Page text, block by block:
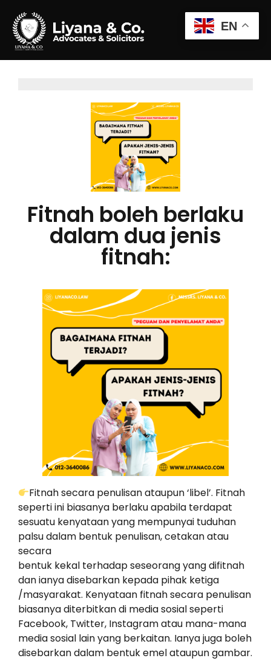
Fitnah boleh berlaku
dalam dua jenis
fitnah:
Fitnah secara penulisan ataupun ‘libel’. Fitnah
seperti ini biasanya berlaku apabila terdapat
sesuatu kenyataan yang mempunyai tuduhan
palsu dalam bentuk penulisan, cetakan atau
secara
bentuk kekal terhadap seseorang yang difitnah
dan ianya disebarkan kepada pihak ketiga
/masyarakat. Kenyataan fitnah secara penulisan
biasanya diterbitkan di media sosial seperti
Facebook, Twitter, Instagram atau mana-mana
media sosial lain yang berkaitan. Ianya juga boleh
disebarkan dalam bentuk emel ataupun gambar.
EN